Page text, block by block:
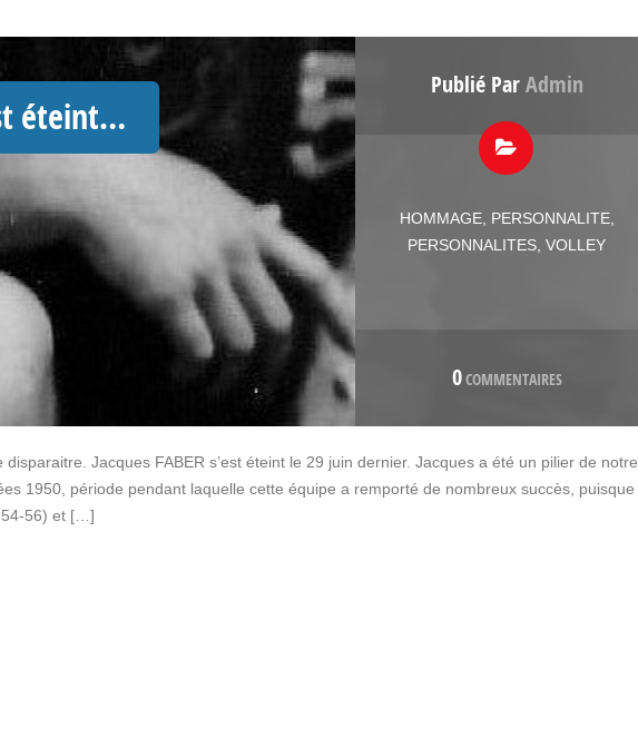
éteint…
Publié ParAdmin
HOMMAGE, PERSONNALITE,
PERSONNALITES ,VOLLEY
0COMMENTAIRES
Jacques FABER s’est éteint le 29 juin dernier. Jacques a été un pilier de notre
1950, période pendant laquelle cette équipe a remporté de nombreux succès, puisque
54-56) et […]